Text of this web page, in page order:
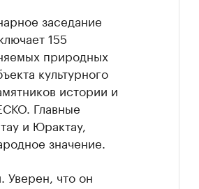
заседание
155
природных
культурного
истории и
Главные
и Юрактау,
значение.
Уверен, что он